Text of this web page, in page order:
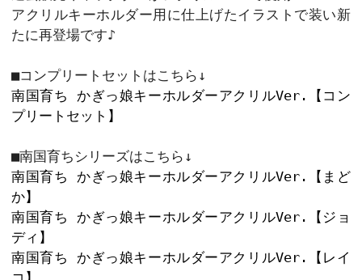
ご注文数 －
カートに入れ
5